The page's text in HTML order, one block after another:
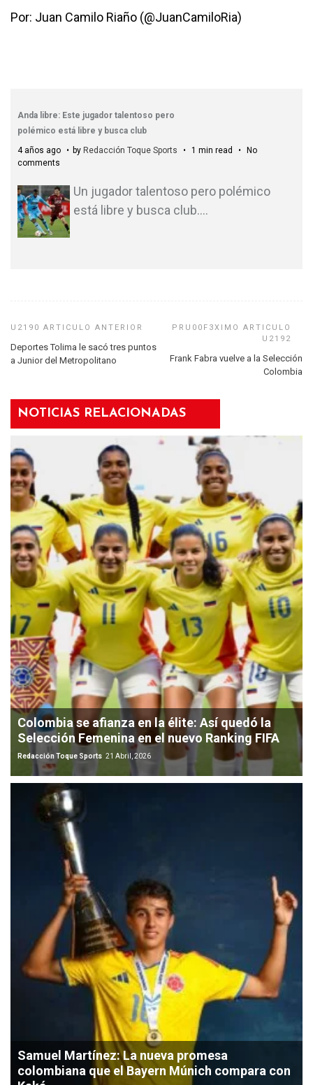
Por: Juan Camilo Riaño (@JuanCamiloRia)
Anda libre: Este jugador talentoso pero
polémico está libre y busca club
4 años ago
by Redacción Toque Sports 1 min read
No
comments
Un jugador talentoso pero polémico
está libre y busca club.…
Deportes Tolima le sacó tres puntos
a Junior del Metropolitano
Frank Fabra vuelve a la Selección
Colombia
NOTICIAS RELACIONADAS
Colombia se afianza en la élite: Así quedó la
Selección Femenina en el nuevo Ranking FIFA
Redacción Toque Sports 21 Abril, 2026
Samuel Martínez: La nueva promesa
colombiana que el Bayern Múnich compara con